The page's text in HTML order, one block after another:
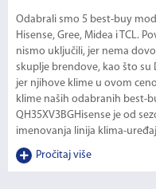
Odabrali smo 5 best-buy
Hisense, Gree, Midea i TCL.
nismo uključili, jer nema
skuplje brendove, kao što su
jer njihove klime u ovom
klime naših odabranih best-
QH35XV3BGHisense je od
imenovanja linija klima-
Pročitaj više